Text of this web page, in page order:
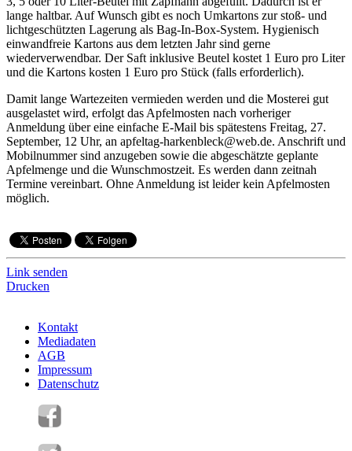
lange haltbar. Auf Wunsch gibt es noch Umkartons zur stoß- und
lichtgeschützten Lagerung als Bag-In-Box-System. Hygienisch
einwandfreie Kartons aus dem letzten Jahr sind gerne
wiederverwendbar. Der Saft inklusive Beutel kostet 1 Euro pro Liter
und die Kartons kosten 1 Euro pro Stück (falls erforderlich).
Damit lange Wartezeiten vermieden werden und die Mosterei gut
ausgelastet wird, erfolgt das Apfelmosten nach vorheriger
Anmeldung über eine einfache E-Mail bis spätestens Freitag, 27.
September, 12 Uhr, an apfeltag-harkenbleck@web.de. Anschrift und
Mobilnummer sind anzugeben sowie die abgeschätzte geplante
Apfelmenge und die Wunschmostzeit. Es werden dann zeitnah
Termine vereinbart. Ohne Anmeldung ist leider kein Apfelmosten
möglich.
Link senden
Drucken
Kontakt
Mediadaten
AGB
Impressum
Datenschutz